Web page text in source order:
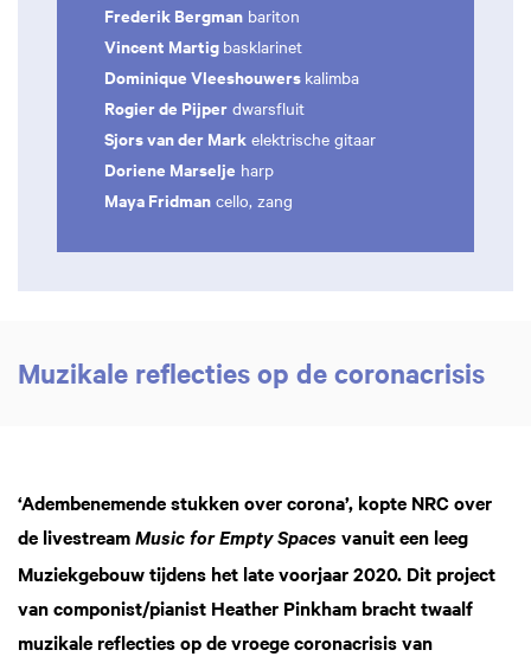
Frederik Bergman bariton
Vincent Martig basklarinet
Dominique Vleeshouwers kalimba
Rogier de Pijper dwarsfluit
Sjors van der Mark elektrische gitaar
Doriene Marselje harp
Maya Fridman cello, zang
Muzikale reflecties op de coronacrisis
‘Adembenemende stukken over corona’, kopte NRC over
de livestream Music for Empty Spaces vanuit een leeg
Muziekgebouw tijdens het late voorjaar 2020. Dit project
van componist/pianist Heather Pinkham bracht twaalf
muzikale reflecties op de vroege coronacrisis van